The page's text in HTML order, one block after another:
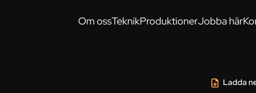
Om ossTeknikProduktionerJobba här
Ladda